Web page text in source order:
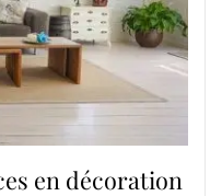
en décoration